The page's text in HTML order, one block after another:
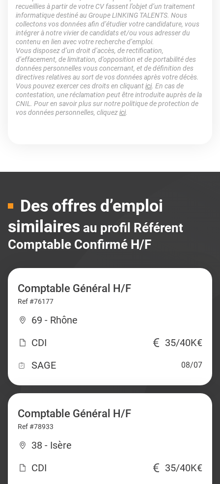
recueillies à partir de votre CV fassent l’objet d’un traitement
informatique destiné au Groupe LINKING TALENTS. Nous
collectons vos données afin d’étudier votre candidature, vous
intégrer à notre vivier de candidats et/ou vous adresser du
contenu en lien avec votre recherche d’emploi.
Vous disposez d’un droit d’accès, de rectification,
d’effacement, de limitation, d’opposition et de portabilité des
données personnelles vous concernant, et de définition des
directives relatives au sort de vos données après votre décès.
Vous pouvez exercer ces droits en cliquantici. En cas de
contestation, une réclamation peut être introduite auprès de la
CNIL. Pour en savoir plus sur notre politique de protection de
vos données personnelles, cliquezici.
Des offres d’emploi
similaires au profil Référent
Comptable Confirmé H/F
Comptable Général H/F
Ref #76177
69 - Rhône
CDI
35/40K€
SAGE
08/07
Comptable Général H/F
Ref #78933
38 - Isère
CDI
35/40K€